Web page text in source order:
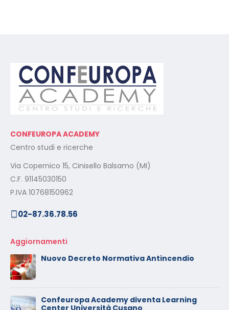
CONFEUROPA ACADEMY
Centro studi e ricerche
Via Copernico 15, Cinisello Balsamo (MI)
C.F. 91145030150
P.IVA 10768150962
02-87.36.78.56
Aggiornamenti
Nuovo Decreto Normativa Antincendio
Confeuropa Academy diventa Learning